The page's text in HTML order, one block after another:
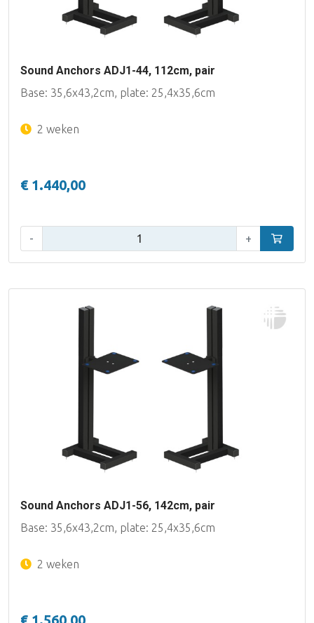
Sound Anchors ADJ1-44, 112cm, pair
Base: 35,6x43,2cm, plate: 25,4x35,6cm
2 weken
€ 1.440,00
- + In
Sound Anchors ADJ1-56, 142cm, pair
Base: 35,6x43,2cm, plate: 25,4x35,6cm
2 weken
€ 1.560,00